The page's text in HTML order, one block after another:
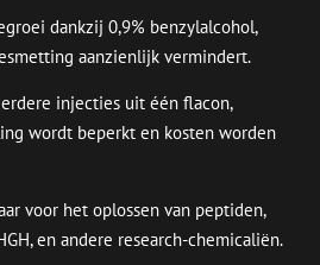
dankzij 0,9% benzylalcohol,
aanzienlijk vermindert.
injecties uit één flacon,
wordt beperkt en kosten worden
voor het oplossen van peptiden,
en andere research-chemicaliën.